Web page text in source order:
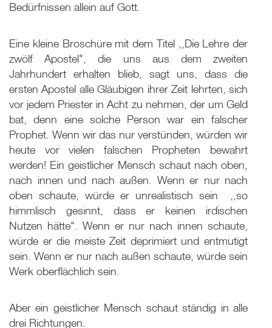
Bedürfnissen allein auf Gott.
Eine kleine Broschüre mit dem Titel ,,Die Lehre der
zwölf Apostel", die uns aus dem zweiten
Jahrhundert erhalten blieb, sagt uns, dass die
ersten Apostel alle Gläubigen ihrer Zeit lehrten, sich
vor jedem Priester in Acht zu nehmen, der um Geld
bat, denn eine solche Person war ein falscher
Prophet. Wenn wir das nur verstünden, würden wir
heute vor vielen falschen Propheten bewahrt
werden! Ein geistlicher Mensch schaut nach oben,
nach innen und nach außen. Wenn er nur nach
oben schaute, würde er unrealistisch sein ­ ,,so
himmlisch gesinnt, dass er keinen irdischen
Nutzen hätte". Wenn er nur nach innen schaute,
würde er die meiste Zeit deprimiert und entmutigt
sein. Wenn er nur nach außen schaute, würde sein
Werk oberflächlich sein.
Aber ein geistlicher Mensch schaut ständig in alle
drei Richtungen.